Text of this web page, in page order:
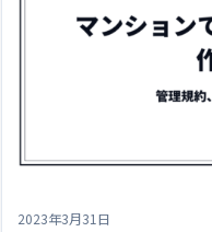
2023年3月31日